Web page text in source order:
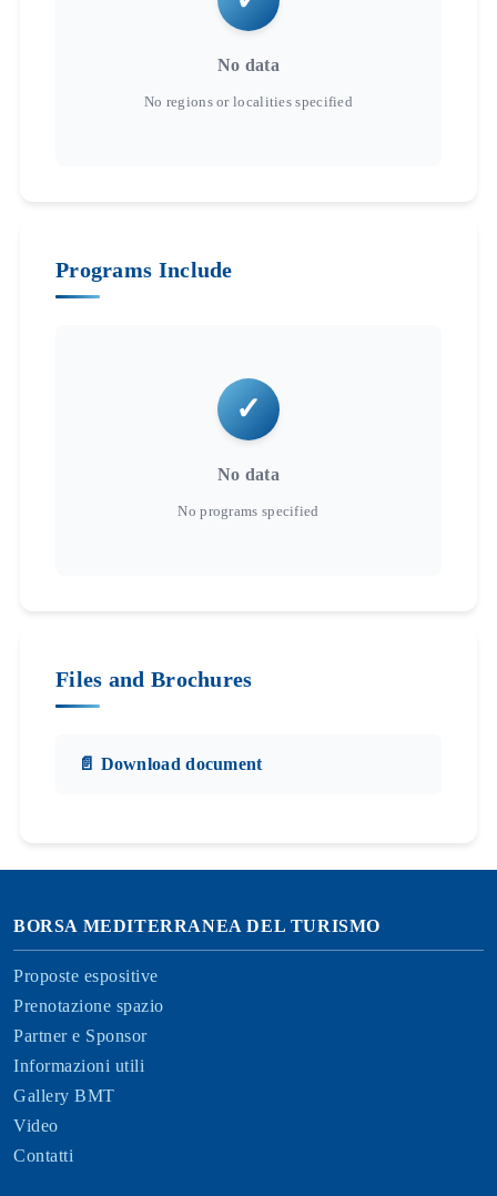
No data
Programs Include
No data
Files and Brochures
📄 Download document
BORSA MEDITERRANEA DEL TURISMO
Proposte espositive
Prenotazione spazio
Partner e Sponsor
Informazioni utili
Gallery BMT
Video
Contatti